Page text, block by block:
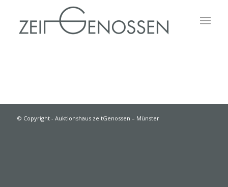
© Copyright - Auktionshaus zeitGenossen – Münster